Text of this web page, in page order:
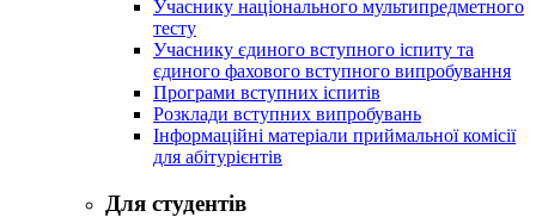
Учаснику національного мультипредметного
тесту
Учаснику єдиного вступного іспиту та
єдиного фахового вступного випробування
Програми вступних іспитів
Розклади вступних випробувань
Інформаційні матеріали приймальної комісії
для абітурієнтів
Для студентів